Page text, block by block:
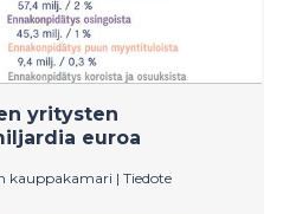
yritysten
euroa
kauppakamari | Tiedote